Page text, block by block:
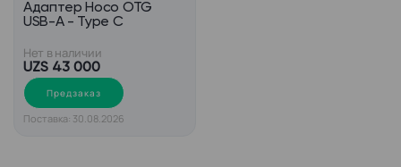
Адаптер Hoco OTG
USB-A - Type C
Нет в наличии
UZS 43 000
Предзаказ
Поставка: 30.08.2026